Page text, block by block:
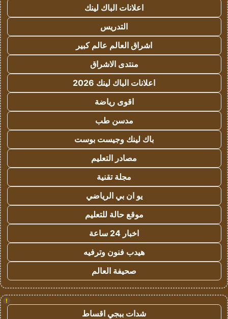
اعلانات الباك لينك
التدريس
اشراق العالم عالم كبير
منتدى الاشراق
اعلانات الباك لينك 2026
اقوى رياضة
مدسن طب
باك لينك وجيست بوست
مصادر التعليم
مجلة تقنية
يو ان بي الرياضي
موقع حالة للتعليم
اخبار 24 ساعة
هيدب فنون وترفيه
صحيفة العالم
!
شدات ببجي اقساط